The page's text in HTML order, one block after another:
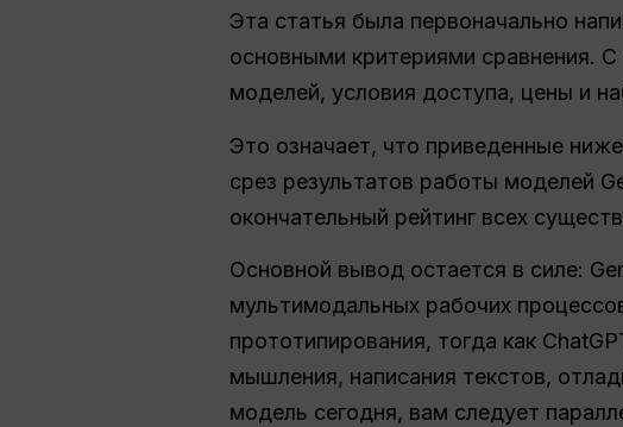
Эта статья была первоначально
основными критериями сравнения.
моделей, условия доступа, цены и
Это означает, что приведенные
срез результатов работы моделей
окончательный рейтинг всех
Основной вывод остается в силе:
мультимодальных рабочих
прототипирования, тогда как
мышления, написания текстов,
модель сегодня, вам следует